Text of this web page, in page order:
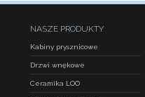
NASZE PRODUKTY
Kabiny prysznicowe
Drzwi wnękowe
Ceramika LOO